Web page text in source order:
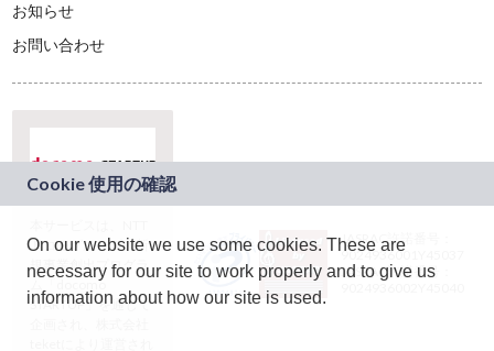
お知らせ
お問い合わせ
ドコモグループの新
規事業創出プログラ
ム「docomo
STARTUP」を通じて
JASRAC許諾番号：
9024936001Y45037
JASRAC許諾番号：
On our website we use some cookies. These are
necessary for our site to work properly and to give us
information about how our site is used.